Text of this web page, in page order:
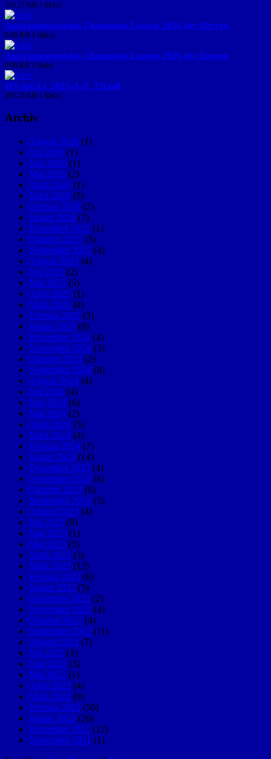
253.27 KB 1 file(s)
Austragungsmodus Champions League 2026 der Herren
0.00 KB 1 file(s)
Austragungsmodus Champions League 2026 der Damen
0.00 KB 1 file(s)
IFI-SpGLi_2025-A-Z_2.0.pdf
292.22 KB 1 file(s)
Archiv
August 2026 (1)
Juli 2026 (1)
Juni 2026 (1)
Mai 2026 (2)
April 2026 (1)
März 2026 (5)
Februar 2026 (2)
Januar 2026 (7)
Dezember 2025 (1)
Oktober 2025 (3)
September 2025 (4)
August 2025 (4)
Juli 2025 (2)
Mai 2025 (5)
April 2025 (1)
März 2025 (4)
Februar 2025 (3)
Januar 2025 (8)
Dezember 2024 (4)
November 2024 (3)
Oktober 2024 (2)
September 2024 (8)
August 2024 (4)
Juli 2024 (4)
Juni 2024 (6)
Mai 2024 (2)
April 2024 (5)
März 2024 (4)
Februar 2024 (7)
Januar 2024 (14)
Dezember 2023 (4)
November 2023 (6)
Oktober 2023 (6)
September 2023 (5)
August 2023 (4)
Juli 2023 (8)
Juni 2023 (1)
Mai 2023 (5)
April 2023 (3)
März 2023 (12)
Februar 2023 (6)
Januar 2023 (5)
Dezember 2022 (2)
November 2022 (4)
Oktober 2022 (4)
September 2022 (11)
August 2022 (7)
Juli 2022 (3)
Juni 2022 (3)
Mai 2022 (1)
April 2022 (4)
März 2022 (9)
Februar 2022 (56)
Januar 2022 (26)
Dezember 2021 (12)
November 2021 (1)